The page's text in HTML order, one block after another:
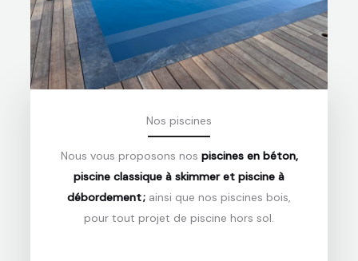
Nos piscines
Nous vous proposons nos piscines en béton,
piscine classique à skimmer et piscine à
débordement ; ainsi que nos piscines bois,
pour tout projet de piscine hors sol.